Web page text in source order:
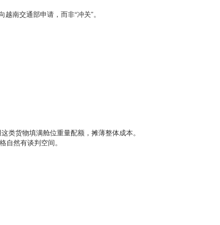
南交通部申请，而非“冲关”。
类货物填满舱位重量配额，摊薄整体成本。
自然有谈判空间。